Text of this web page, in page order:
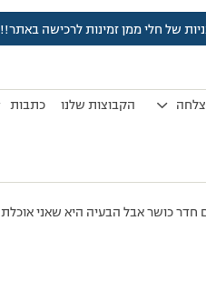
של חלי ממן זמינות לרכישה באתר!!
הקבוצות שלנו כתבות